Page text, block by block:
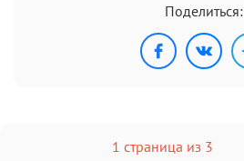
Поделиться:
1 страница из 3